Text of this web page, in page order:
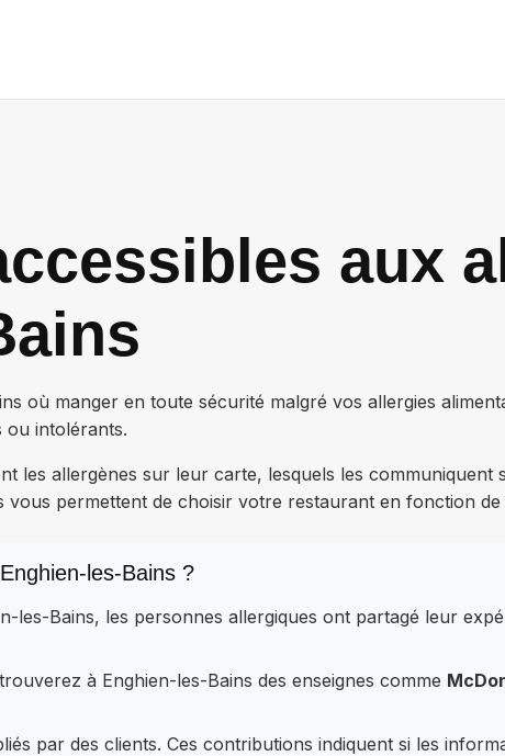
aux
où manger en toute sécurité malgré vos allergies
ou intolérants.
les allergènes sur leur carte, lesquels les communiquent
permettent de choisir votre restaurant en fonction de
les-Bains ?
les-Bains, les personnes allergiques ont partagé leur
à Enghien-les-Bains des enseignes comme
par des clients. Ces contributions indiquent si les